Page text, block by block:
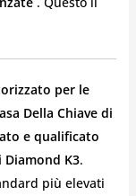
per le
Della Chiave di
e qualificato
Diamond K3.
più elevati